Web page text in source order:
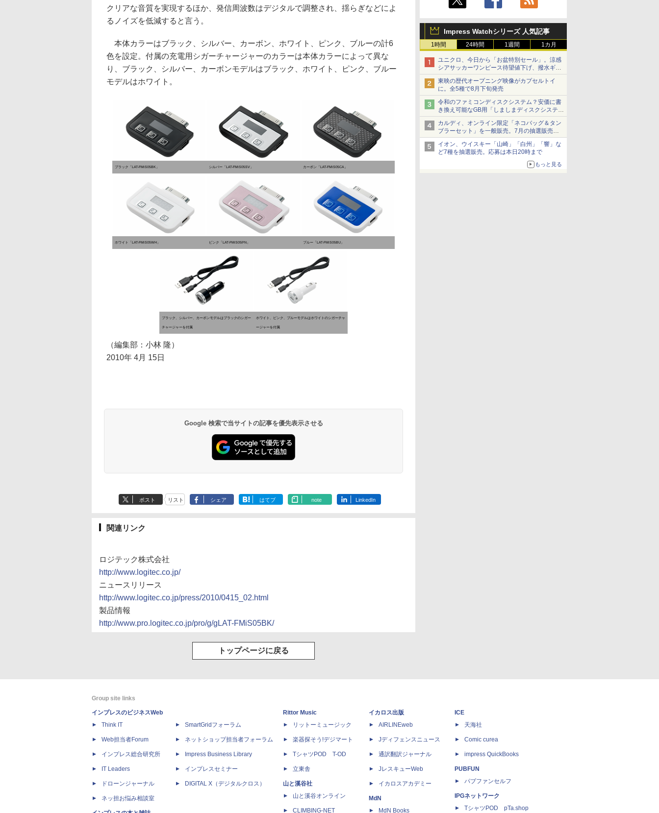
Impress Watchシリーズ 人気記事
1時間 24時間 1週間 1カ月
ユニクロ、今日から「お盆特別セール」。涼感
シアサッカーワンピース待望値下げ、撥水ギア
ショーツは1990円に
東映の歴代オープニング映像がカプセルトイ
に。全5種で8月下旬発売
令和のファミコンディスクシステム？安価に書
き換え可能なGB用「しましまディスクシステ
ム」
カルディ、オンライン限定「ネコバッグ＆タン
ブラーセット」を一般販売。7月の抽選販売の
当選無効分
イオン、ウイスキー「山崎」「白州」「響」な
ど7種を抽選販売。応募は本日20時まで
もっと見る
クリアな音質を実現するほか、発信周波数はデジタルで調整され、揺らぎなどによ
るノイズを低減すると言う。
本体カラーはブラック、シルバー、カーボン、ホワイト、ピンク、ブルーの計6
色を設定。付属の充電用シガーチャージャーのカラーは本体カラーによって異な
り、ブラック、シルバー、カーボンモデルはブラック、ホワイト、ピンク、ブルー
モデルはホワイト。
ブラック「LAT-FMiS05BK」 シルバー「LAT-FMiS05SV」 カーボン「LAT-FMiS05CA」
ホワイト「LAT-FMiS05WH」 ピンク「LAT-FMiS05PN」 ブルー「LAT-FMiS05BU」
ブラック、シルバー、カーボンモデルはブラックのシガー
チャージャーを付属
ホワイト、ピンク、ブルーモデルはホワイトのシガーチャ
ージャーを付属
（編集部：小林 隆）
2010年 4月 15日
Google 検索で当サイトの記事を優先表示させる
ポスト リスト シェア はてブ note LinkedIn
関連リンク
ロジテック株式会社
http://www.logitec.co.jp/
ニュースリリース
http://www.logitec.co.jp/press/2010/0415_02.html
製品情報
http://www.pro.logitec.co.jp/pro/g/gLAT-FMiS05BK/
トップページに戻る
Group site links
インプレスのビジネスWeb
Think IT
Web担当者Forum
インプレス総合研究所
IT Leaders
ドローンジャーナル
ネッ担お悩み相談室
SmartGridフォーラム
ネットショップ担当者フォーラム
Impress Business Library
インプレスセミナー
DIGITAL X（デジタルクロス）
Rittor Music
リットーミュージック
楽器探そう!デジマート
TシャツPOD T-OD
立東舎
山と溪谷社
山と溪谷オンライン
CLIMBING-NET
イカロス出版
AIRLINEweb
Jディフェンスニュース
通訳翻訳ジャーナル
JレスキューWeb
イカロスアカデミー
MdN
MdN Books
ICE
天海社
Comic curea
impress QuickBooks
PUBFUN
パブファンセルフ
IPGネットワーク
TシャツPOD pTa.shop